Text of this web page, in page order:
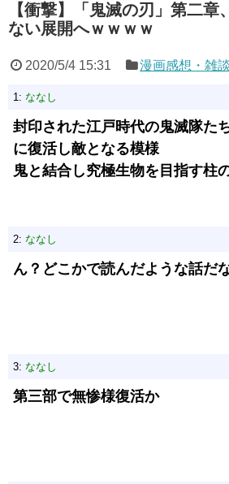
【衝撃】「鬼滅の刃」第二章
ない展開へｗｗｗｗ
2020/5/4 15:31 漫画感想・雑談
1: ななし
封印された江戸時代の鬼滅隊た
に復活し敵となる模様
鬼と結合し究極生物を目指す柱
2: ななし
ん？どこかで読んだような話だ
3: ななし
第三部で無惨様復活か